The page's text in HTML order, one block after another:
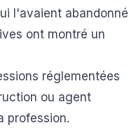
l'avaient abandonné
ont montré un
réglementées
ou agent
profession.